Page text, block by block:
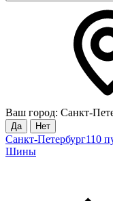
Ваш город: Санкт-
Да Нет
Санкт-Петербург110
Шины